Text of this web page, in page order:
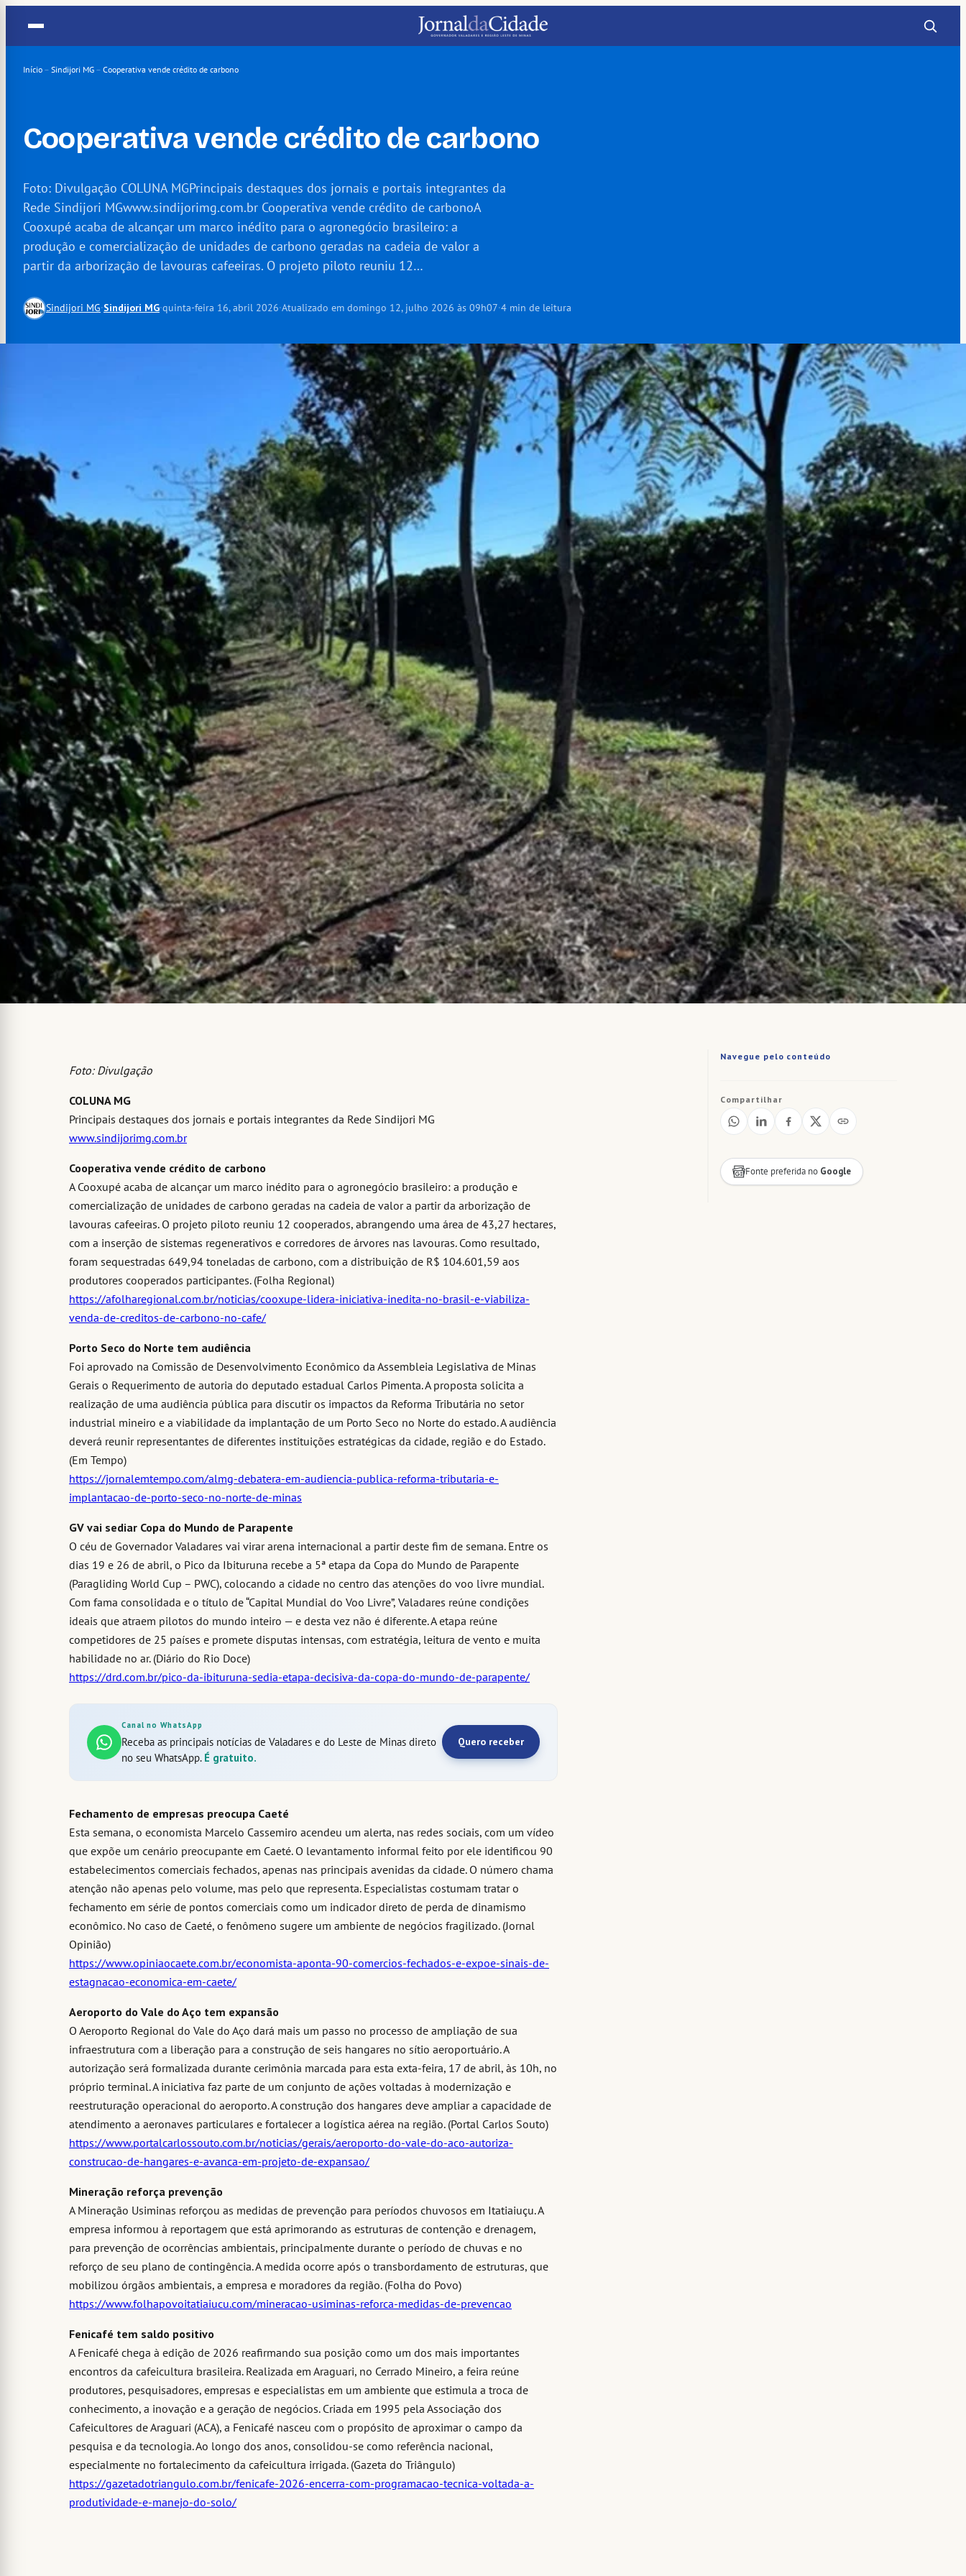
conteúdo
Início – Sindijori MG – Cooperativa vende crédito de carbono
Cooperativa vende crédito de carbono
Foto: Divulgação COLUNA MGPrincipais destaques dos jornais e portais integrantes da
Rede Sindijori MGwww.sindijorimg.com.br Cooperativa vende crédito de carbonoA
Cooxupé acaba de alcançar um marco inédito para o agronegócio brasileiro: a
produção e comercialização de unidades de carbono geradas na cadeia de valor a
partir da arborização de lavouras cafeeiras. O projeto piloto reuniu 12…
Sindijori MG·Sindijori MG·quinta-feira 16, abril 2026·Atualizado em domingo 12, julho 2026 às 09h07·4 min de leitura
Navegue pelo conteúdo
Compartilhar
Fonte preferida no Google
Foto: Divulgação
COLUNA MG
Principais destaques dos jornais e portais integrantes da Rede Sindijori MG
www.sindijorimg.com.br
Cooperativa vende crédito de carbono
A Cooxupé acaba de alcançar um marco inédito para o agronegócio brasileiro: a produção e
comercialização de unidades de carbono geradas na cadeia de valor a partir da arborização de
lavouras cafeeiras. O projeto piloto reuniu 12 cooperados, abrangendo uma área de 43,27 hectares,
com a inserção de sistemas regenerativos e corredores de árvores nas lavouras. Como resultado,
foram sequestradas 649,94 toneladas de carbono, com a distribuição de R$ 104.601,59 aos
produtores cooperados participantes. (Folha Regional)
https://afolharegional.com.br/noticias/cooxupe-lidera-iniciativa-inedita-no-brasil-e-viabiliza-
venda-de-creditos-de-carbono-no-cafe/
Porto Seco do Norte tem audiência
Foi aprovado na Comissão de Desenvolvimento Econômico da Assembleia Legislativa de Minas
Gerais o Requerimento de autoria do deputado estadual Carlos Pimenta. A proposta solicita a
realização de uma audiência pública para discutir os impactos da Reforma Tributária no setor
industrial mineiro e a viabilidade da implantação de um Porto Seco no Norte do estado. A audiência
deverá reunir representantes de diferentes instituições estratégicas da cidade, região e do Estado.
(Em Tempo)
https://jornalemtempo.com/almg-debatera-em-audiencia-publica-reforma-tributaria-e-
implantacao-de-porto-seco-no-norte-de-minas
GV vai sediar Copa do Mundo de Parapente
O céu de Governador Valadares vai virar arena internacional a partir deste fim de semana. Entre os
dias 19 e 26 de abril, o Pico da Ibituruna recebe a 5ª etapa da Copa do Mundo de Parapente
(Paragliding World Cup – PWC), colocando a cidade no centro das atenções do voo livre mundial.
Com fama consolidada e o título de “Capital Mundial do Voo Livre”, Valadares reúne condições
ideais que atraem pilotos do mundo inteiro — e desta vez não é diferente. A etapa reúne
competidores de 25 países e promete disputas intensas, com estratégia, leitura de vento e muita
habilidade no ar. (Diário do Rio Doce)
https://drd.com.br/pico-da-ibituruna-sedia-etapa-decisiva-da-copa-do-mundo-de-parapente/
Canal no WhatsApp
Receba as principais notícias de Valadares e do Leste de Minas direto
no seu WhatsApp. É gratuito.
Quero receber
Fechamento de empresas preocupa Caeté
Esta semana, o economista Marcelo Cassemiro acendeu um alerta, nas redes sociais, com um vídeo
que expõe um cenário preocupante em Caeté. O levantamento informal feito por ele identificou 90
estabelecimentos comerciais fechados, apenas nas principais avenidas da cidade. O número chama
atenção não apenas pelo volume, mas pelo que representa. Especialistas costumam tratar o
fechamento em série de pontos comerciais como um indicador direto de perda de dinamismo
econômico. No caso de Caeté, o fenômeno sugere um ambiente de negócios fragilizado. (Jornal
Opinião)
https://www.opiniaocaete.com.br/economista-aponta-90-comercios-fechados-e-expoe-sinais-de-
estagnacao-economica-em-caete/
Aeroporto do Vale do Aço tem expansão
O Aeroporto Regional do Vale do Aço dará mais um passo no processo de ampliação de sua
infraestrutura com a liberação para a construção de seis hangares no sítio aeroportuário. A
autorização será formalizada durante cerimônia marcada para esta exta-feira, 17 de abril, às 10h, no
próprio terminal. A iniciativa faz parte de um conjunto de ações voltadas à modernização e
reestruturação operacional do aeroporto. A construção dos hangares deve ampliar a capacidade de
atendimento a aeronaves particulares e fortalecer a logística aérea na região. (Portal Carlos Souto)
https://www.portalcarlossouto.com.br/noticias/gerais/aeroporto-do-vale-do-aco-autoriza-
construcao-de-hangares-e-avanca-em-projeto-de-expansao/
Mineração reforça prevenção
A Mineração Usiminas reforçou as medidas de prevenção para períodos chuvosos em Itatiaiuçu. A
empresa informou à reportagem que está aprimorando as estruturas de contenção e drenagem,
para prevenção de ocorrências ambientais, principalmente durante o período de chuvas e no
reforço de seu plano de contingência. A medida ocorre após o transbordamento de estruturas, que
mobilizou órgãos ambientais, a empresa e moradores da região. (Folha do Povo)
https://www.folhapovoitatiaiucu.com/mineracao-usiminas-reforca-medidas-de-prevencao
Fenicafé tem saldo positivo
A Fenicafé chega à edição de 2026 reafirmando sua posição como um dos mais importantes
encontros da cafeicultura brasileira. Realizada em Araguari, no Cerrado Mineiro, a feira reúne
produtores, pesquisadores, empresas e especialistas em um ambiente que estimula a troca de
conhecimento, a inovação e a geração de negócios. Criada em 1995 pela Associação dos
Cafeicultores de Araguari (ACA), a Fenicafé nasceu com o propósito de aproximar o campo da
pesquisa e da tecnologia. Ao longo dos anos, consolidou-se como referência nacional,
especialmente no fortalecimento da cafeicultura irrigada. (Gazeta do Triângulo)
https://gazetadotriangulo.com.br/fenicafe-2026-encerra-com-programacao-tecnica-voltada-a-
produtividade-e-manejo-do-solo/